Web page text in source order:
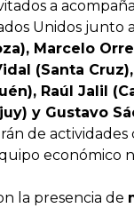
a
Unidos junto a
Marcelo
(Santa
Raúl Jalil
y Gustavo
de actividades
económico
la presencia de